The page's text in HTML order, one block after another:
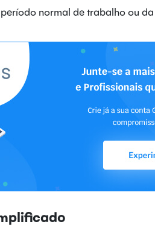
normal de trabalho ou